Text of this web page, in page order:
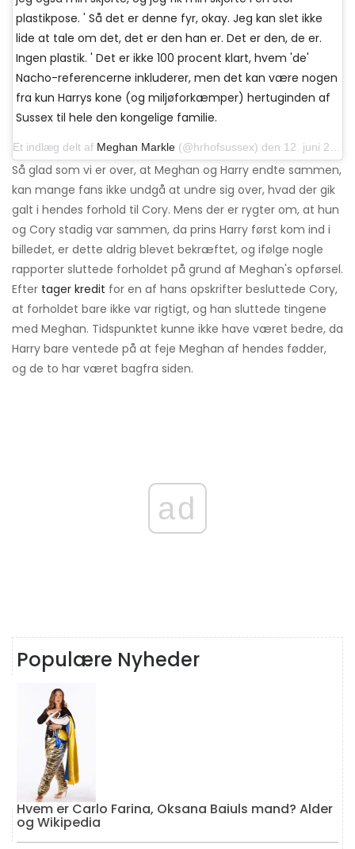
plastikpose. ' Så det er denne fyr, okay. Jeg kan slet ikke
lide at tale om det, det er den han er. Det er den, de er.
Ingen plastik. ' Det er ikke 100 procent klart, hvem 'de'
Nacho-referencerne inkluderer, men det kan være nogen
fra kun Harrys kone (og miljøforkæmper) hertuginden af ​​
Sussex til hele den kongelige familie.
Et indlæg delt af Meghan Markle (@hrhofsussex) den 12. juni 2019 kl. 17:19 PDT
Så glad som vi er over, at Meghan og Harry endte sammen,
kan mange fans ikke undgå at undre sig over, hvad der gik
galt i hendes forhold til Cory. Mens der er rygter om, at hun
og Cory stadig var sammen, da prins Harry først kom ind i
billedet, er dette aldrig blevet bekræftet, og ifølge nogle
rapporter sluttede forholdet på grund af Meghan's opførsel.
Efter tager kredit for en af ​​hans opskrifter besluttede Cory,
at forholdet bare ikke var rigtigt, og han sluttede tingene
med Meghan. Tidspunktet kunne ikke have været bedre, da
Harry bare ventede på at feje Meghan af hendes fødder,
og de to har været bagfra siden.
ad
Populære Nyheder
Hvem er Carlo Farina, Oksana Baiuls mand? Alder
og Wikipedia